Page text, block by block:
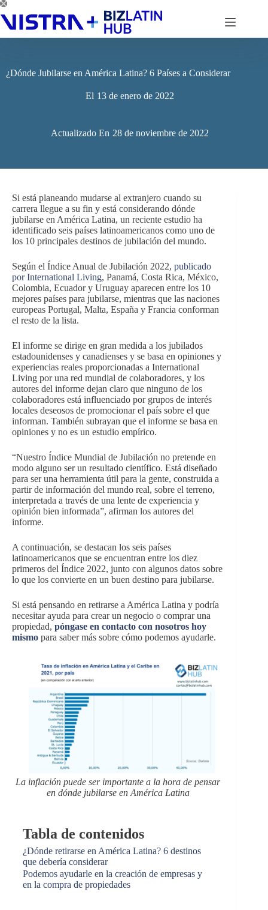
Saltar
al
contenido
¿Dónde Jubilarse en América Latina? 6 Países a Considerar
El 13 de enero de 2022
Actualizado En 28 de noviembre de 2022
Si está planeando mudarse al extranjero cuando su
carrera llegue a su fin y está considerando dónde
jubilarse en América Latina, un reciente estudio ha
identificado seis países latinoamericanos como uno de
los 10 principales destinos de jubilación del mundo.
Según el Índice Anual de Jubilación 2022, publicado
por International Living, Panamá, Costa Rica, México,
Colombia, Ecuador y Uruguay aparecen entre los 10
mejores países para jubilarse, mientras que las naciones
europeas Portugal, Malta, España y Francia conforman
el resto de la lista.
El informe se dirige en gran medida a los jubilados
estadounidenses y canadienses y se basa en opiniones y
experiencias reales proporcionadas a International
Living por una red mundial de colaboradores, y los
autores del informe dejan claro que ninguno de los
colaboradores está influenciado por grupos de interés
locales deseosos de promocionar el país sobre el que
informan. También subrayan que el informe se basa en
opiniones y no es un estudio empírico.
“Nuestro Índice Mundial de Jubilación no pretende en
modo alguno ser un resultado científico. Está diseñado
para ser una herramienta útil para la gente, construida a
partir de información del mundo real, sobre el terreno,
interpretada a través de una lente de experiencia y
opinión bien informada”, afirman los autores del
informe.
A continuación, se destacan los seis países
latinoamericanos que se encuentran entre los diez
primeros del Índice 2022, junto con algunos datos sobre
lo que los convierte en un buen destino para jubilarse.
Si está pensando en retirarse a América Latina y podría
necesitar ayuda para crear un negocio o comprar una
propiedad, póngase en contacto con nosotros hoy
mismo para saber más sobre cómo podemos ayudarle.
La inflación puede ser importante a la hora de pensar
en dónde jubilarse en América Latina
Tabla de contenidos
¿Dónde retirarse en América Latina? 6 destinos
que debería considerar
Podemos ayudarle en la creación de empresas y
en la compra de propiedades